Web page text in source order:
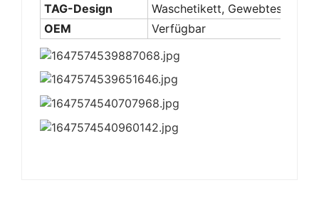
TAG-Design
Waschetikett, Gewebtes
OEM
Verfügbar